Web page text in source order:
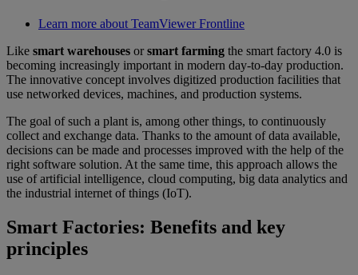
Learn more about TeamViewer Frontline
Like smart warehouses orsmart farming the smart factory 4.0 is
becoming increasingly important in modern day-to-day production.
The innovative concept involves digitized production facilities that
use networked devices, machines, and production systems.
The goal of such a plant is, among other things, to continuously
collect and exchange data. Thanks to the amount of data available,
decisions can be made and processes improved with the help of the
right software solution. At the same time, this approach allows the
use of artificial intelligence, cloud computing, big data analytics and
the industrial internet of things (IoT).
Smart Factories: Benefits and key
principles